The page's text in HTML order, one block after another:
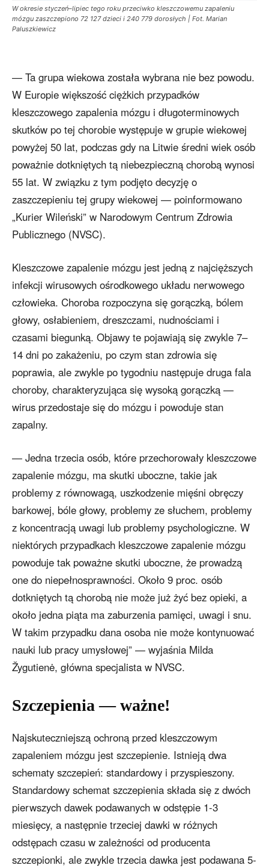
W okresie styczeń–lipiec tego roku przeciwko kleszczowemu zapaleniu
mózgu zaszczepiono 72 127 dzieci i 240 779 dorosłych | Fot. Marian
Paluszkiewicz
— Ta grupa wiekowa została wybrana nie bez powodu.
W Europie większość ciężkich przypadków
kleszczowego zapalenia mózgu i długoterminowych
skutków po tej chorobie występuje w grupie wiekowej
powyżej 50 lat, podczas gdy na Litwie średni wiek osób
poważnie dotkniętych tą niebezpieczną chorobą wynosi
55 lat. W związku z tym podjęto decyzję o
zaszczepieniu tej grupy wiekowej — poinformowano
„Kurier Wileński” w Narodowym Centrum Zdrowia
Publicznego (NVSC).
Kleszczowe zapalenie mózgu jest jedną z najcięższych
infekcji wirusowych ośrodkowego układu nerwowego
człowieka. Choroba rozpoczyna się gorączką, bólem
głowy, osłabieniem, dreszczami, nudnościami i
czasami biegunką. Objawy te pojawiają się zwykle 7–
14 dni po zakażeniu, po czym stan zdrowia się
poprawia, ale zwykle po tygodniu następuje druga fala
choroby, charakteryzująca się wysoką gorączką —
wirus przedostaje się do mózgu i powoduje stan
zapalny.
— Jedna trzecia osób, które przechorowały kleszczowe
zapalenie mózgu, ma skutki uboczne, takie jak
problemy z równowagą, uszkodzenie mięśni obręczy
barkowej, bóle głowy, problemy ze słuchem, problemy
z koncentracją uwagi lub problemy psychologiczne. W
niektórych przypadkach kleszczowe zapalenie mózgu
powoduje tak poważne skutki uboczne, że prowadzą
one do niepełnosprawności. Około 9 proc. osób
dotkniętych tą chorobą nie może już żyć bez opieki, a
około jedna piąta ma zaburzenia pamięci, uwagi i snu.
W takim przypadku dana osoba nie może kontynuować
nauki lub pracy umysłowej” — wyjaśnia Milda
Žygutienė, główna specjalista w NVSC.
Szczepienia — ważne!
Najskuteczniejszą ochroną przed kleszczowym
zapaleniem mózgu jest szczepienie. Istnieją dwa
schematy szczepień: standardowy i przyspieszony.
Standardowy schemat szczepienia składa się z dwóch
pierwszych dawek podawanych w odstępie 1-3
miesięcy, a następnie trzeciej dawki w różnych
odstępach czasu w zależności od producenta
szczepionki, ale zwykle trzecia dawka jest podawana 5-